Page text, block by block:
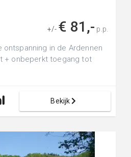
+/- € 81,- p.p.
ontspanning in de Ardennen
+ onbeperkt toegang tot
Bekijk